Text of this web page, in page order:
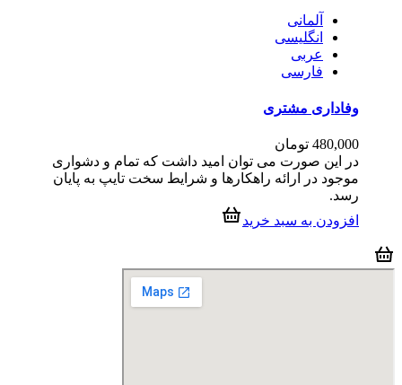
آلمانی
انگلیسی
عربی
فارسی
وفاداری مشتری
480,000 تومان
در این صورت می توان امید داشت که تمام و دشواری
موجود در ارائه راهکارها و شرایط سخت تایپ به پایان
رسد.
افزودن به سبد خرید